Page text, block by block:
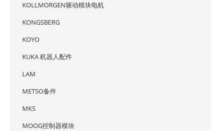
KOLLMORGEN驱动模块电机
KONGSBERG
KOYO
KUKA 机器人配件
LAM
METSO备件
MKS
MOOG控制器模块